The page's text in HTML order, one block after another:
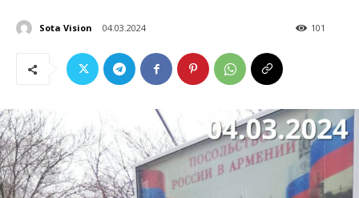
Sota Vision 04.03.2024 101